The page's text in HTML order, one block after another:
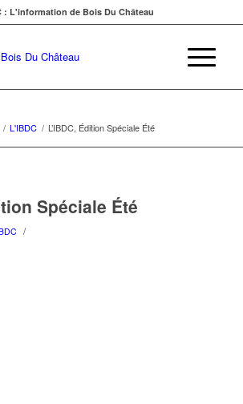
: L'information de Bois Du Château
/ L'IBDC / L’IBDC, Édition Spéciale Été
Spéciale Été
/